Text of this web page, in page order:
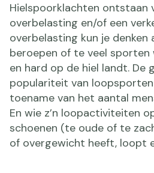
Hielspoorklachten ontstaan
overbelasting en/of een
overbelasting kun je denken
beroepen of te veel sporten
en hard op de hiel landt. De
populariteit van
toename van het aantal
En wie z’n loopactiviteiten
schoenen (te oude of te
of overgewicht heeft, loopt